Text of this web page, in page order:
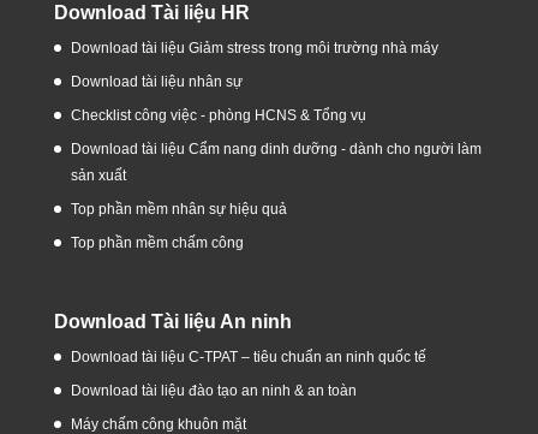
Download Tài liệu HR
Download tài liệu Giảm stress trong môi trường nhà máy
Download tài liệu nhân sự
Checklist công việc - phòng HCNS & Tổng vụ
Download tài liệu Cẩm nang dinh dưỡng - dành cho người làm
sản xuất
Top phần mềm nhân sự hiệu quả
Top phần mềm chấm công
Download Tài liệu An ninh
Download tài liệu C-TPAT – tiêu chuẩn an ninh quốc tế
Download tài liệu đào tạo an ninh & an toàn
Máy chấm công khuôn mặt